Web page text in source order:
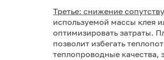
Третье: снижение
используемой массы клея
оптимизировать затраты.
позволит избегать
теплопроводные